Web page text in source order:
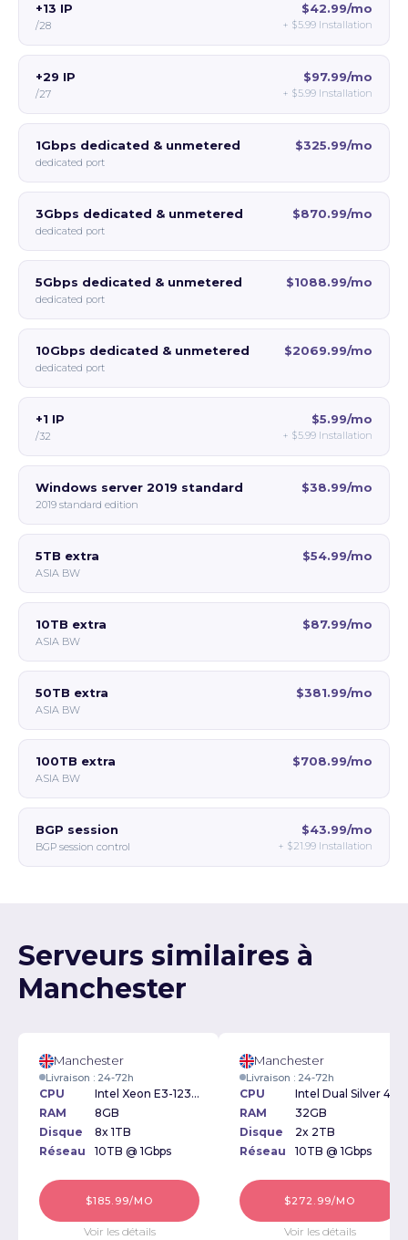
+13 IP
/28
$42.99/mo
+ $5.99 Installation
+29 IP
/27
$97.99/mo
+ $5.99 Installation
1Gbps dedicated & unmetered
dedicated port
$325.99/mo
3Gbps dedicated & unmetered
dedicated port
$870.99/mo
5Gbps dedicated & unmetered
dedicated port
$1088.99/mo
10Gbps dedicated & unmetered
dedicated port
$2069.99/mo
+1 IP
/32
$5.99/mo
+ $5.99 Installation
Windows server 2019 standard
2019 standard edition
$38.99/mo
5TB extra
ASIA BW
$54.99/mo
10TB extra
ASIA BW
$87.99/mo
50TB extra
ASIA BW
$381.99/mo
100TB extra
ASIA BW
$708.99/mo
BGP session
BGP session control
$43.99/mo
+ $21.99 Installation
Serveurs similaires à
Manchester
Manchester
Livraison : 24-72h
CPU
Intel Xeon E3-1230v2 3.30GHz
RAM
8GB
Disque
8x 1TB
Réseau
10TB @ 1Gbps
$185.99/MO
Voir les détails
Manchester
Livraison : 24-72h
CPU
RAM
32GB
Disque
2x 2TB
Réseau
10TB @ 1Gbps
$272.99/MO
Voir les détails